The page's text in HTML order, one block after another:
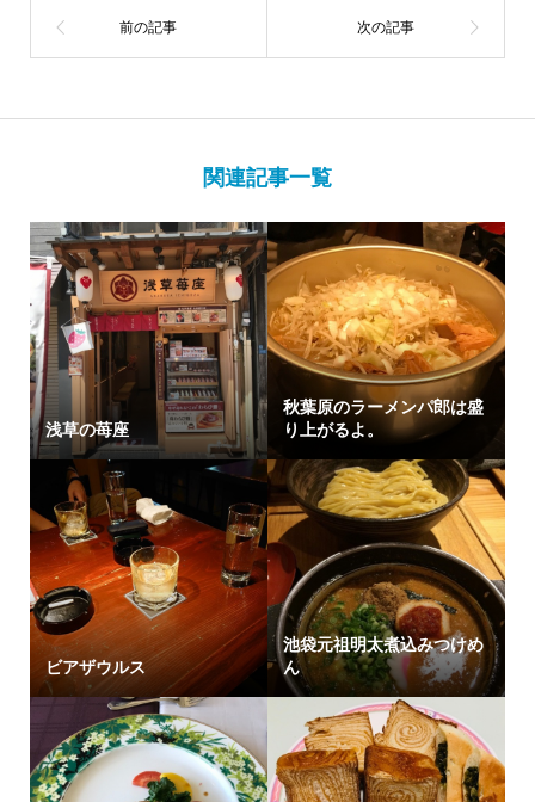
関連記事一覧
浅草の苺座
秋葉原のラーメンパ郎は盛
り上がるよ。
ビアザウルス
池袋元祖明太煮込みつけめ
ん